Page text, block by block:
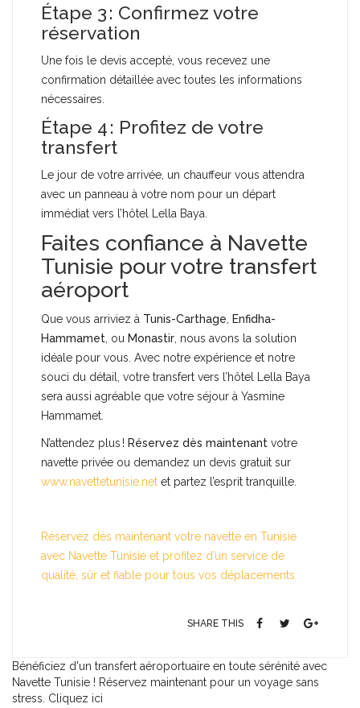
Étape 3 : Confirmez votre
réservation
Une fois le devis accepté, vous recevez une
confirmation détaillée avec toutes les informations
nécessaires.
Étape 4 : Profitez de votre
transfert
Le jour de votre arrivée, un chauffeur vous attendra
avec un panneau à votre nom pour un départ
immédiat vers l’hôtel Lella Baya.
Faites confiance à Navette
Tunisie pour votre transfert
aéroport
Que vous arriviez à Tunis-Carthage
Enfidha-
Hammamet , ou Monastir , nous avons la solution
idéale pour vous. Avec notre expérience et notre
souci du détail, votre transfert vers l’hôtel Lella Baya
sera aussi agréable que votre séjour à Yasmine
Hammamet.
N’attendez plus ! Réservez dès maintenant votre
navette privée ou demandez un devis gratuit sur
www.navettetunisie.net et partez l’esprit tranquille.
Réservez dès maintenant votre navette en Tunisie
avec Navette Tunisie et profitez d’un service de
qualité, sûr et fiable pour tous vos déplacements
SHARE THIS
Bénéficiez d'un transfert aéroportuaire en toute sérénité avec
Navette Tunisie ! Réservez maintenant pour un voyage sans
stress. Cliquez ici